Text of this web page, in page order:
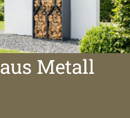
Metall